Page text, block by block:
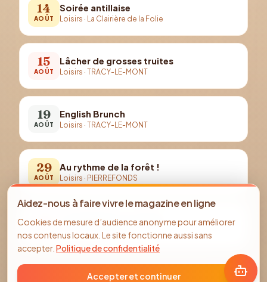
14
AOÛT
Soirée antillaise
Loisirs · La Clairière de la Folie
15
AOÛT
Lâcher de grosses truites
Loisirs · TRACY-LE-MONT
19
AOÛT
English Brunch
Loisirs · TRACY-LE-MONT
29
AOÛT
Au rythme de la forêt !
Loisirs · PIERREFONDS
29 Compiègne en couleurs
Loisirs COMPIEGNE
Aidez-nous à faire vivre le magazine en ligne
Cookies de mesure d’audience anonyme pour améliorer
nos contenus locaux. Le site fonctionne aussi sans
accepter. Politique de confidentialité
Accepter et continuer